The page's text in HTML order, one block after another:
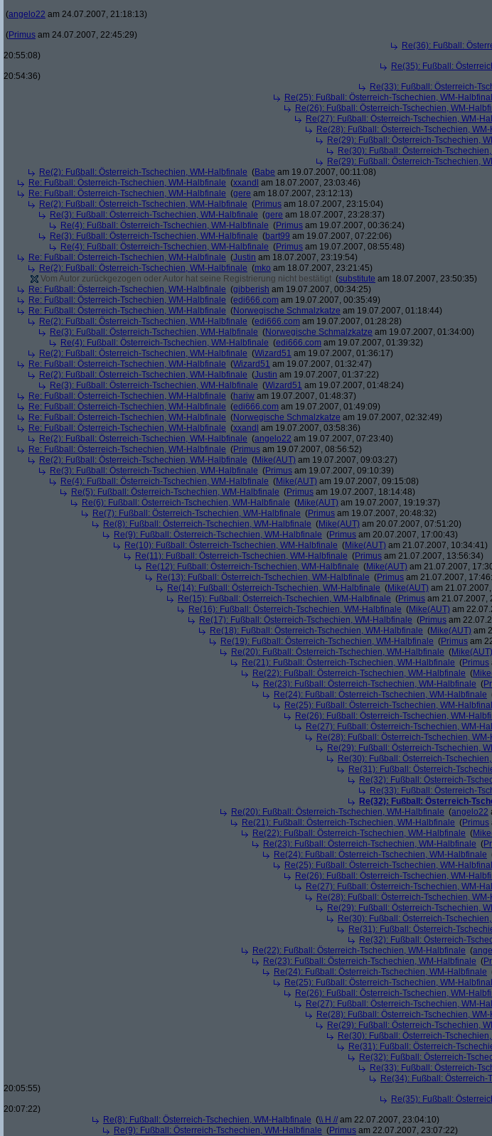
(angelo22 am 24.07.2007, 21:18:13)
(Primus am 24.07.2007, 22:45:29)
Re(36): Fußball:
20:55:08)
Re(35): Fußball:
20:54:36)
Re(33): Fußball: Österreich-
Re(25): Fußball: Österreich-Tschechien, WM-
Re(26): Fußball: Österreich-Tschechien, WM-
Re(27): Fußball: Österreich-Tschechien, WM-
Re(28): Fußball: Österreich-Tschechien,
Re(29): Fußball: Österreich-Tschechien,
Re(30): Fußball: Österreich-
Re(29): Fußball: Österreich-Tschechien,
Re(2): Fußball: Österreich-Tschechien, WM-Halbfinale (Babe am 19.07.2007, 00:11:08)
Re: Fußball: Österreich-Tschechien, WM-Halbfinale (xxandl am 18.07.2007, 23:03:46)
Re: Fußball: Österreich-Tschechien, WM-Halbfinale (gere am 18.07.2007, 23:12:13)
Re(2): Fußball: Österreich-Tschechien, WM-Halbfinale (Primus am 18.07.2007, 23:15:04)
Re(3): Fußball: Österreich-Tschechien, WM-Halbfinale (gere am 18.07.2007, 23:28:37)
Re(4): Fußball: Österreich-Tschechien, WM-Halbfinale (Primus am 19.07.2007, 00:36:24)
Re(3): Fußball: Österreich-Tschechien, WM-Halbfinale (bart99 am 19.07.2007, 07:22:06)
Re(4): Fußball: Österreich-Tschechien, WM-Halbfinale (Primus am 19.07.2007, 08:55:48)
Re: Fußball: Österreich-Tschechien, WM-Halbfinale (Justin am 18.07.2007, 23:19:54)
Re(2): Fußball: Österreich-Tschechien, WM-Halbfinale (mko am 18.07.2007, 23:21:45)
Vom Autor zurückgezogen oder Autor hat seine Registrierung nicht bestätigt (substitute am 18.07.2007, 23:50:35)
Re: Fußball: Österreich-Tschechien, WM-Halbfinale (gibberish am 19.07.2007, 00:34:25)
Re: Fußball: Österreich-Tschechien, WM-Halbfinale (edi666.com am 19.07.2007, 00:35:49)
Re: Fußball: Österreich-Tschechien, WM-Halbfinale (Norwegische Schmalzkatze am 19.07.2007, 01:18:44)
Re(2): Fußball: Österreich-Tschechien, WM-Halbfinale (edi666.com am 19.07.2007, 01:28:28)
Re(3): Fußball: Österreich-Tschechien, WM-Halbfinale (Norwegische Schmalzkatze am 19.07.2007, 01:34:00)
Re(4): Fußball: Österreich-Tschechien, WM-Halbfinale (edi666.com am 19.07.2007, 01:39:32)
Re(2): Fußball: Österreich-Tschechien, WM-Halbfinale (Wizard51 am 19.07.2007, 01:36:17)
Re: Fußball: Österreich-Tschechien, WM-Halbfinale (Wizard51 am 19.07.2007, 01:32:47)
Re(2): Fußball: Österreich-Tschechien, WM-Halbfinale (Justin am 19.07.2007, 01:37:22)
Re(3): Fußball: Österreich-Tschechien, WM-Halbfinale (Wizard51 am 19.07.2007, 01:48:24)
Re: Fußball: Österreich-Tschechien, WM-Halbfinale (hariw am 19.07.2007, 01:48:37)
Re: Fußball: Österreich-Tschechien, WM-Halbfinale (edi666.com am 19.07.2007, 01:49:09)
Re: Fußball: Österreich-Tschechien, WM-Halbfinale (Norwegische Schmalzkatze am 19.07.2007, 02:32:49)
Re: Fußball: Österreich-Tschechien, WM-Halbfinale (xxandl am 19.07.2007, 03:58:36)
Re(2): Fußball: Österreich-Tschechien, WM-Halbfinale (angelo22 am 19.07.2007, 07:23:40)
Re: Fußball: Österreich-Tschechien, WM-Halbfinale (Primus am 19.07.2007, 08:56:52)
Re(2): Fußball: Österreich-Tschechien, WM-Halbfinale (Mike(AUT) am 19.07.2007, 09:03:27)
Re(3): Fußball: Österreich-Tschechien, WM-Halbfinale (Primus am 19.07.2007, 09:10:39)
Re(4): Fußball: Österreich-Tschechien, WM-Halbfinale (Mike(AUT) am 19.07.2007, 09:15:08)
Re(5): Fußball: Österreich-Tschechien, WM-Halbfinale (Primus am 19.07.2007, 18:14:48)
Re(6): Fußball: Österreich-Tschechien, WM-Halbfinale (Mike(AUT) am 19.07.2007, 19:19:37)
Re(7): Fußball: Österreich-Tschechien, WM-Halbfinale (Primus am 19.07.2007, 20:48:32)
Re(8): Fußball: Österreich-Tschechien, WM-Halbfinale (Mike(AUT) am 20.07.2007, 07:51:20)
Re(9): Fußball: Österreich-Tschechien, WM-Halbfinale (Primus am 20.07.2007, 17:00:43)
Re(10): Fußball: Österreich-Tschechien, WM-Halbfinale (Mike(AUT) am 21.07.2007, 10:34:41)
Re(11): Fußball: Österreich-Tschechien, WM-Halbfinale (Primus am 21.07.2007, 13:56:34)
Re(12): Fußball: Österreich-Tschechien, WM-Halbfinale (Mike(AUT) am 21.07.2007,
Re(13): Fußball: Österreich-Tschechien, WM-Halbfinale (Primus am 21.07.2007,
Re(14): Fußball: Österreich-Tschechien, WM-Halbfinale (Mike(AUT) am
Re(15): Fußball: Österreich-Tschechien, WM-Halbfinale (Primus am 21.07.2007,
Re(16): Fußball: Österreich-Tschechien, WM-Halbfinale (Mike(AUT) am
Re(17): Fußball: Österreich-Tschechien, WM-Halbfinale (Primus am
Re(18): Fußball: Österreich-Tschechien, WM-Halbfinale (Mike(AUT) am
Re(19): Fußball: Österreich-Tschechien, WM-Halbfinale (Primus am
Re(20): Fußball: Österreich-Tschechien, WM-Halbfinale (Mike(AUT)
Re(21): Fußball: Österreich-Tschechien, WM-Halbfinale (Primus
Re(22): Fußball: Österreich-Tschechien, WM-Halbfinale (
Re(23): Fußball: Österreich-Tschechien, WM-Halbfinale (
Re(24): Fußball: Österreich-Tschechien, WM-Halbfinale
Re(25): Fußball: Österreich-Tschechien, WM-
Re(26): Fußball: Österreich-Tschechien, WM-
Re(27): Fußball: Österreich-Tschechien, WM-
Re(28): Fußball: Österreich-Tschechien,
Re(29): Fußball: Österreich-Tschechien,
Re(30): Fußball: Österreich-
Re(31): Fußball: Österreich-
Re(32): Fußball: Österreich-
Re(33): Fußball: Österreich-
Re(32): Fußball: Österreich-
Re(20): Fußball: Österreich-Tschechien, WM-Halbfinale (angelo22
Re(21): Fußball: Österreich-Tschechien, WM-Halbfinale (Primus
Re(22): Fußball: Österreich-Tschechien, WM-Halbfinale (
Re(23): Fußball: Österreich-Tschechien, WM-Halbfinale (
Re(24): Fußball: Österreich-Tschechien, WM-Halbfinale
Re(25): Fußball: Österreich-Tschechien, WM-
Re(26): Fußball: Österreich-Tschechien, WM-
Re(27): Fußball: Österreich-Tschechien, WM-
Re(28): Fußball: Österreich-Tschechien,
Re(29): Fußball: Österreich-Tschechien,
Re(30): Fußball: Österreich-
Re(31): Fußball: Österreich-
Re(32): Fußball: Österreich-
Re(22): Fußball: Österreich-Tschechien, WM-Halbfinale (
Re(23): Fußball: Österreich-Tschechien, WM-Halbfinale (
Re(24): Fußball: Österreich-Tschechien, WM-Halbfinale
Re(25): Fußball: Österreich-Tschechien, WM-
Re(26): Fußball: Österreich-Tschechien, WM-
Re(27): Fußball: Österreich-Tschechien, WM-
Re(28): Fußball: Österreich-Tschechien,
Re(29): Fußball: Österreich-Tschechien,
Re(30): Fußball: Österreich-
Re(31): Fußball: Österreich-
Re(32): Fußball: Österreich-
Re(33): Fußball: Österreich-
Re(34): Fußball: Österreich-
20:05:55)
Re(35): Fußball:
20:07:22)
Re(8): Fußball: Österreich-Tschechien, WM-Halbfinale (\\ H // am 22.07.2007, 23:04:10)
Re(9): Fußball: Österreich-Tschechien, WM-Halbfinale (Primus am 22.07.2007, 23:07:22)